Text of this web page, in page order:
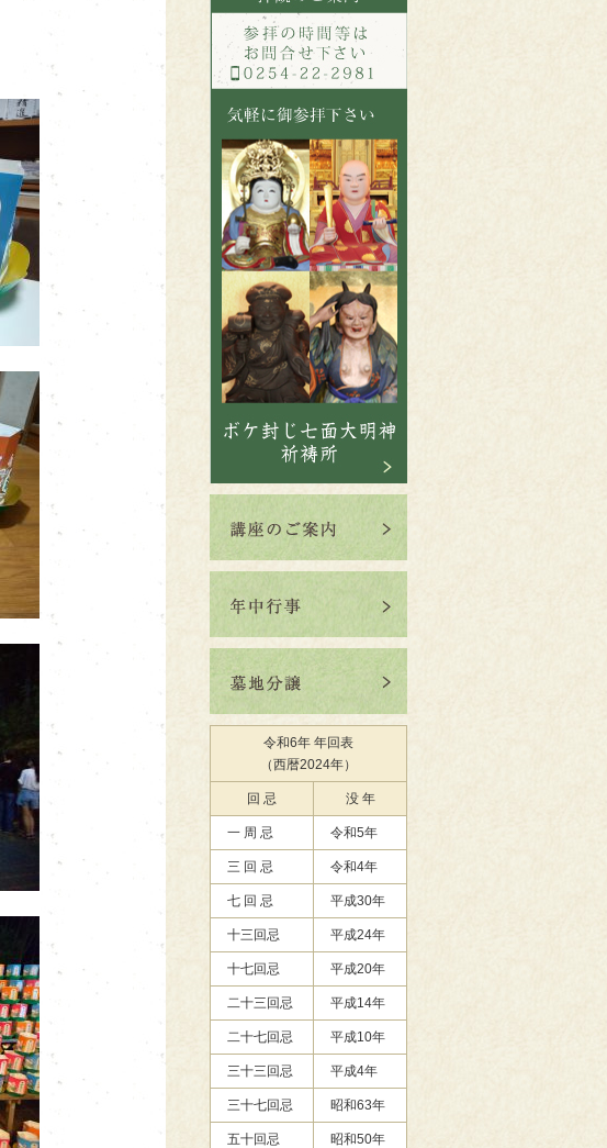
令和6年 年回表
（西暦2024年）
回 忌 没 年
一 周 忌 令和5年
三 回 忌 令和4年
七 回 忌 平成30年
十三回忌 平成24年
十七回忌 平成20年
二十三回忌 平成14年
二十七回忌 平成10年
三十三回忌 平成4年
三十七回忌 昭和63年
五十回忌 昭和50年